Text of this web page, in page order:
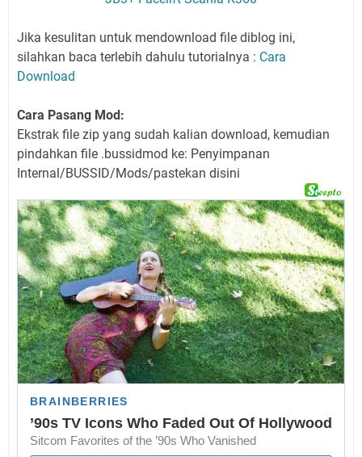
Jika kesulitan untuk mendownload file diblog ini,
silahkan baca terlebih dahulu tutorialnya : Cara
Download
Cara Pasang Mod:
Ekstrak file zip yang sudah kalian download, kemudian
pindahkan file .bussidmod ke: Penyimpanan
Internal/BUSSID/Mods/pastekan disini